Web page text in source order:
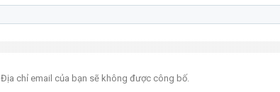
Địa chỉ email của bạn sẽ không được công bố.